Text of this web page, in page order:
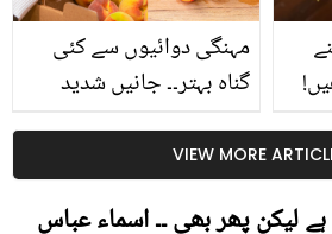
مہنگی دوائیوں سے کئی
گناہ بہتر۔۔ جانیں شدید
گرمی کے موسم میں آڑو
کیوں کھانا چاہیے؟
VIEW MORE
لیکن پھر بھی ۔۔ اسماء عباس